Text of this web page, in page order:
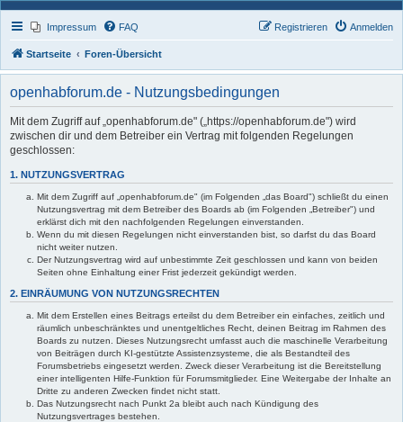
Impressum FAQ Anmelden
Registrieren
Startseite Foren-Übersicht
openhabforum.de - Nutzungsbedingungen
Mit dem Zugriff auf „openhabforum.de" („https://openhabforum.de") wird
zwischen dir und dem Betreiber ein Vertrag mit folgenden Regelungen
geschlossen:
1. NUTZUNGSVERTRAG
Mit dem Zugriff auf „openhabforum.de" (im Folgenden „das Board") schließt du einen
Nutzungsvertrag mit dem Betreiber des Boards ab (im Folgenden „Betreiber") und
erklärst dich mit den nachfolgenden Regelungen einverstanden.
Wenn du mit diesen Regelungen nicht einverstanden bist, so darfst du das Board
nicht weiter nutzen.
Der Nutzungsvertrag wird auf unbestimmte Zeit geschlossen und kann von beiden
Seiten ohne Einhaltung einer Frist jederzeit gekündigt werden.
2. EINRÄUMUNG VON NUTZUNGSRECHTEN
Mit dem Erstellen eines Beitrags erteilst du dem Betreiber ein einfaches, zeitlich und
räumlich unbeschränktes und unentgeltliches Recht, deinen Beitrag im Rahmen des
Boards zu nutzen. Dieses Nutzungsrecht umfasst auch die maschinelle Verarbeitung
von Beiträgen durch KI-gestützte Assistenzsysteme, die als Bestandteil des
Forumsbetriebs eingesetzt werden. Zweck dieser Verarbeitung ist die Bereitstellung
einer intelligenten Hilfe-Funktion für Forumsmitglieder. Eine Weitergabe der Inhalte an
Dritte zu anderen Zwecken findet nicht statt.
Das Nutzungsrecht nach Punkt 2a bleibt auch nach Kündigung des
Nutzungsvertrages bestehen.